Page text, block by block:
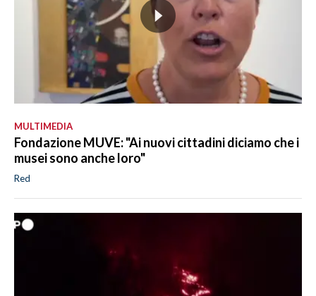
MULTIMEDIA
Fondazione MUVE: "Ai nuovi cittadini diciamo che i
musei sono anche loro"
Red